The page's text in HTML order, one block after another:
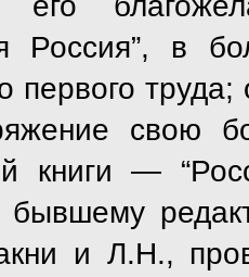
Россия”, в
первого
свою
книги —
бывшему
и Л.Н.,